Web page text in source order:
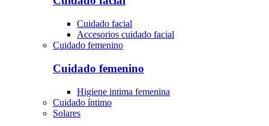
Cuidado facial
Accesorios cuidado facial
Cuidado femenino
Cuidado femenino
Higiene intima femenina
Cuidado íntimo
Solares